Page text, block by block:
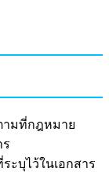
มที่กฎหมาย
ะบุไว้ในเอกสาร